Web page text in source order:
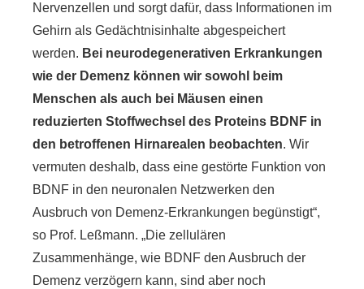
Nervenzellen und sorgt dafür, dass Informationen im
Gehirn als Gedächtnisinhalte abgespeichert
werden. Bei neurodegenerativen Erkrankungen
wie der Demenz können wir sowohl beim
Menschen als auch bei Mäusen einen
reduzierten Stoffwechsel des Proteins BDNF in
den betroffenen Hirnarealen beobachten. Wir
vermuten deshalb, dass eine gestörte Funktion von
BDNF in den neuronalen Netzwerken den
Ausbruch von Demenz-Erkrankungen begünstigt“,
so Prof. Leßmann. „Die zellulären
Zusammenhänge, wie BDNF den Ausbruch der
Demenz verzögern kann, sind aber noch